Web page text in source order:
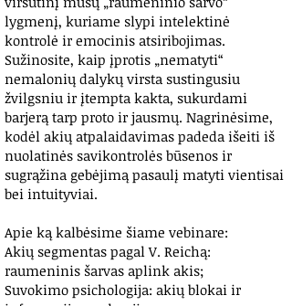
lygmenį, kuriame slypi intelektinė
kontrolė ir emocinis atsiribojimas.
Sužinosite, kaip įprotis „nematyti“
nemalonių dalykų virsta sustingusiu
žvilgsniu ir įtempta kakta, sukurdami
barjerą tarp proto ir jausmų. Nagrinėsime,
kodėl akių atpalaidavimas padeda išeiti iš
nuolatinės savikontrolės būsenos ir
sugrąžina gebėjimą pasaulį matyti vientisai
bei intuityviai.
Apie ką kalbėsime šiame vebinare:
Akių segmentas pagal V. Reichą:
raumeninis šarvas aplink akis;
Suvokimo psichologija: akių blokai ir